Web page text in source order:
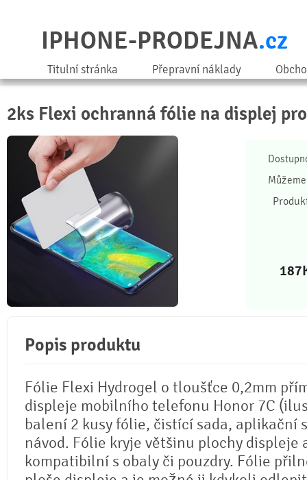
IPHONE-PRODEJNA.cz
Titulní stránka Přepravní náklady
2ks Flexi ochranná fólie na displej
187
Popis produktu
Fólie Flexi Hydrogel o tloušťce 0,2mm
displeje mobilního telefonu Honor 7C
balení 2 kusy fólie, čistící sada, aplikační
návod. Fólie kryje většinu plochy displeje
kompatibilní s obaly či pouzdry. Fólie